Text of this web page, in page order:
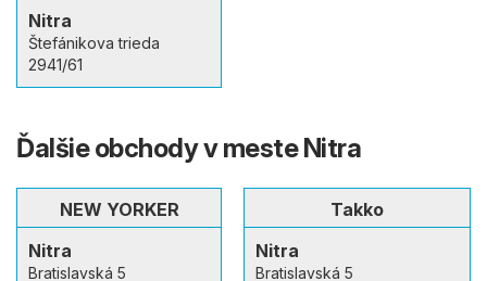
Nitra
Štefánikova trieda
2941/61
Ďalšie obchody v meste Nitra
NEW YORKER
Nitra
Bratislavská 5
Takko
Nitra
Bratislavská 5